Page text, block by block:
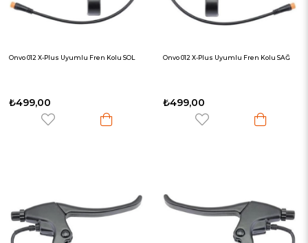
Onvo 012 X-Plus Uyumlu Fren Kolu SOL
₺499,00
Onvo 012 X-Plus Uyumlu Fren Kolu SAĞ
₺499,00